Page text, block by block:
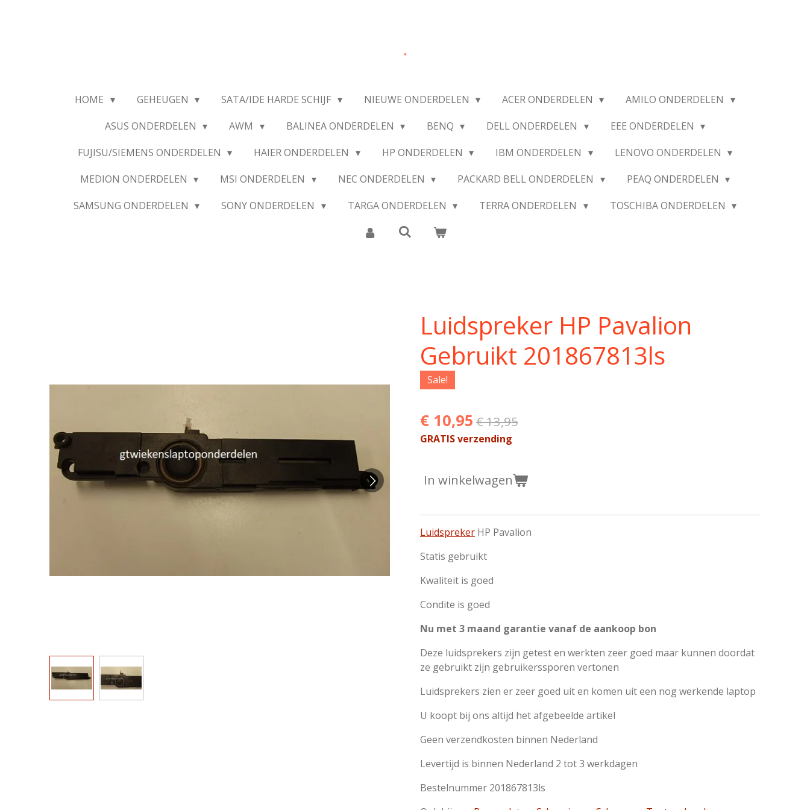
.
HOME GEHEUGEN SATA/IDE HARDE SCHIJF NIEUWE ONDERDELEN ACER ONDERDELEN
AMILO ONDERDELEN
ASUS ONDERDELEN
AWM BALINEA ONDERDELEN BENQ DELL ONDERDELEN
EEE ONDERDELEN
FUJISU/SIEMENS ONDERDELEN
HAIER ONDERDELEN HP ONDERDELEN IBM ONDERDELEN
LENOVO ONDERDELEN
MEDION ONDERDELEN
MSI ONDERDELEN NEC ONDERDELEN PACKARD BELL ONDERDELEN
PEAQ ONDERDELEN
SAMSUNG ONDERDELEN
SONY ONDERDELEN TARGA ONDERDELEN TERRA ONDERDELEN TOSCHIBA ONDERDELEN
Luidspreker HP Pavalion
Gebruikt 201867813ls
Sale!
€ 10,95 € 13,95
GRATIS verzending
In winkelwagen
Luidspreker HP Pavalion
Statis gebruikt
Kwaliteit is goed
Condite is goed
Nu met 3 maand garantie vanaf de aankoop bon
Deze luidsprekers zijn getest en werkten zeer goed maar kunnen doordat
ze gebruikt zijn gebruikerssporen vertonen
Luidsprekers zien er zeer goed uit en komen uit een nog werkende laptop
U koopt bij ons altijd het afgebeelde artikel
Geen verzendkosten binnen Nederland
Levertijd is binnen Nederland 2 tot 3 werkdagen
Bestelnummer 201867813ls